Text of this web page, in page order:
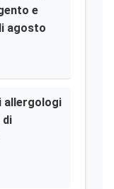
e
agosto
allergologi
di